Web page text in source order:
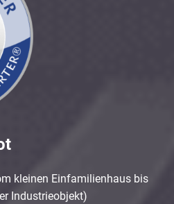
kleinen Einfamilienhaus bis
Industrieobjekt)